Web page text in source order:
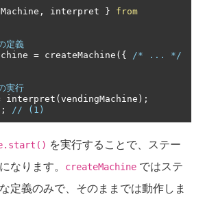
, interpret }
from
定義
= createMachine ({
/* ... */
実行
interpret ( vendingMachine );
// (1)
を実行することで、ステー
なります。
createMachine ではステ
定義のみで、そのままでは動作しま